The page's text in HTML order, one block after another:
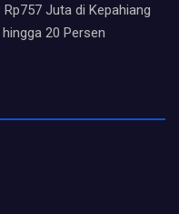
Juta di Kepahiang
20 Persen